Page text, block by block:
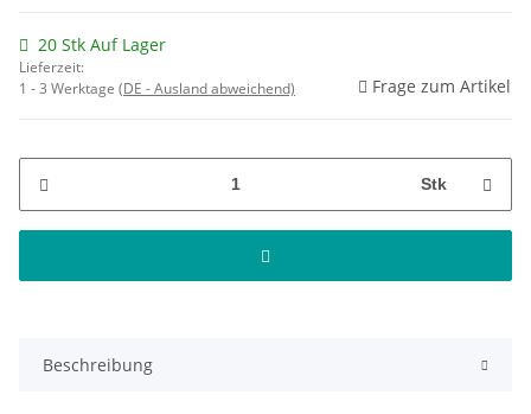
20 Stk Auf Lager
Lieferzeit:
1 - 3 Werktage (DE - Ausland abweichend) Frage zum Artikel
Stk
Beschreibung